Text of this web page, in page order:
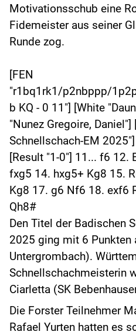
Motivationsschub eine
Fidemeister aus seiner
Runde zog.
[FEN
"r1bq1rk1/p2nbppp/
b KQ - 0 11"] [White
"Nunez Gregoire, Daniel"]
Schnellschach-EM
[Result "1-0"] 11... f6 12.
fxg5 14. hxg5+ Kg8 15.
Kg8 17. g6 Nf6 18. exf6
Qh8#
Den Titel der Badischen
2025 ging mit 6 Punkten
Untergrombach).
Schnellschachmeisterin
Ciarletta (SK
Die Forster Teilnehmer
Rafael Yurten hatten es